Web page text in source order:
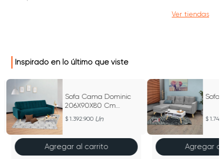
Ver tiendas
Inspirado en lo último que viste
Sofa Cama Dominic
206X90X80 Cm
Reclinable
1.392.900 Un
Agregar al carrito
Sofa
Agregar